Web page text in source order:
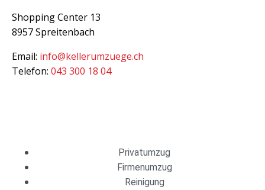
Shopping Center 13
8957 Spreitenbach
Email: info@kellerumzuege.ch
Telefon: 043 300 18 04
Privatumzug
Firmenumzug
Reinigung